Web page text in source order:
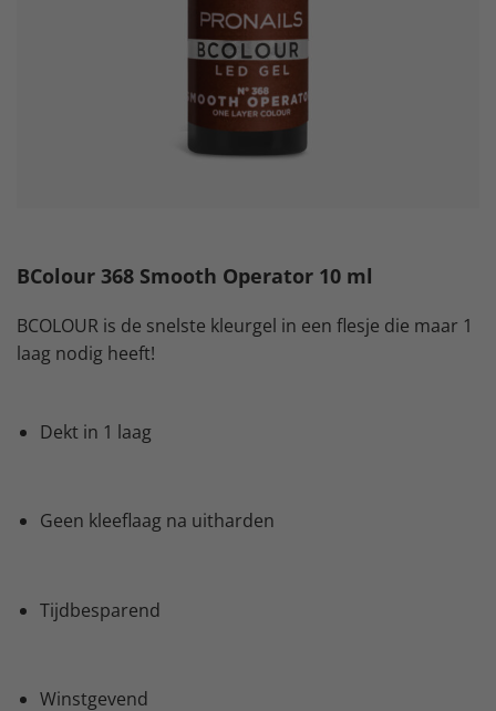
BColour 368 Smooth Operator 10 ml
BCOLOUR is de snelste kleurgel in een flesje die maar 1
laag nodig heeft!
Dekt in 1 laag
Geen kleeflaag na uitharden
Tijdbesparend
Winstgevend